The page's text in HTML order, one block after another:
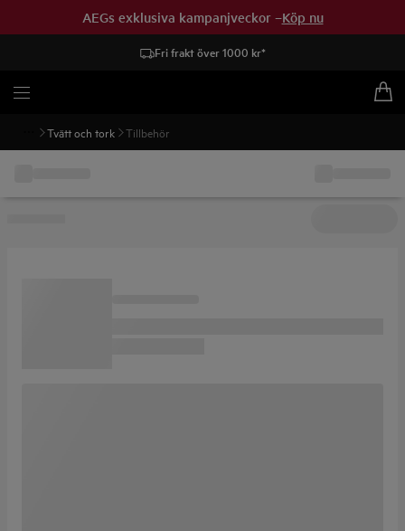
AEGs exklusiva kampanjveckor –Köp nu
Fri frakt över 1000 kr*
Tvätt och tork Tillbehör